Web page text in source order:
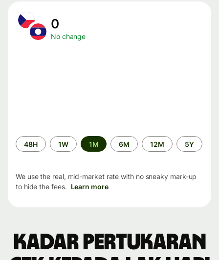
0
No change
Time
period
48H 1W 1M 6M 12M 5Y
We use the real, mid-market rate with no sneaky mark-up
to hide the fees. Learn more
Kadar pertukaran